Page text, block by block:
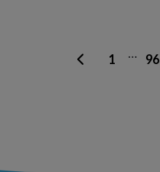
1 … 96